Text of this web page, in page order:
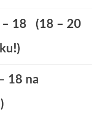
– 18 (18 – 20
18 na